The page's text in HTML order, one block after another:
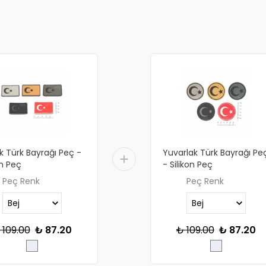
Türk Bayrağı Peç -
Peç
Peç Renk
₺ 87.20
Yuvarlak Türk Bayrağı
- Silikon Peç
Peç Renk
₺ 109.00 ₺ 87.20